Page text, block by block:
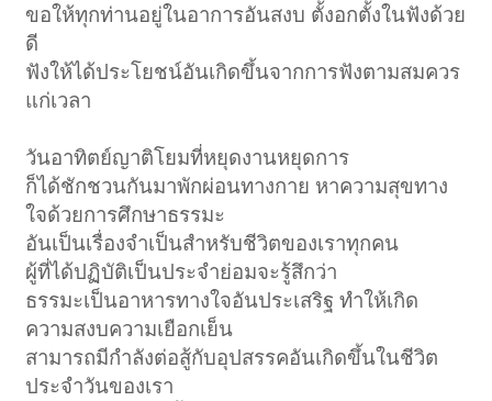
ขอให้ทุกท่านอยู่ในอาการอันสงบ ตั้งอกตั้งในฟังด้วย
ดี
ฟังให้ได้ประโยชน์อันเกิดขึ้นจากการฟังตามสมควร
แก่เวลา
วันอาทิตย์ญาติโยมที่หยุดงานหยุดการ
ก็ได้ชักชวนกันมาพักผ่อนทางกาย หาความสุขทาง
ใจด้วยการศึกษาธรรมะ
อันเป็นเรื่องจำเป็นสำหรับชีวิตของเราทุกคน
ผู้ที่ได้ปฏิบัติเป็นประจำย่อมจะรู้สึกว่า
ธรรมะเป็นอาหารทางใจอันประเสริฐ ทำให้เกิด
ความสงบความเยือกเย็น
สามารถมีกำลังต่อสู้กับอุปสรรคอันเกิดขึ้นในชีวิต
ประจำวันของเรา